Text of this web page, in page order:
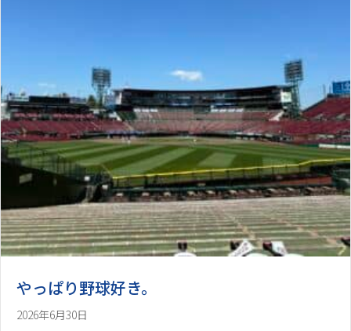
やっぱり野球好き。
2026年6月30日